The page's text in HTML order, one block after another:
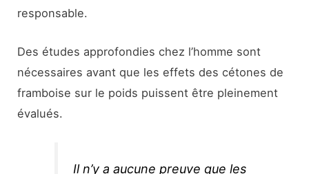
responsable.
Des études approfondies chez l’homme sont
nécessaires avant que les effets des cétones de
framboise sur le poids puissent être pleinement
évalués.
Il n’y a aucune preuve que les